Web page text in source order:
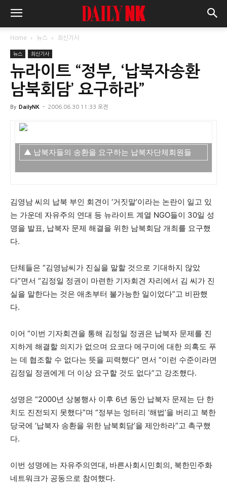
Home 뉴스 최신기사
뉴스 최신기사
뉴라이트 “정부, ‘납북자송환
남북회담’ 요구하라”
By DailyNK - 2006.06.30 11:33 오전
▲ 납북자들의 송환을 요구하는 납북자단체회원들
김영남 씨의 납북 부인 회견이 ‘거짓말’이라는 논란이 일고 있
는 가운데 자유주의 연대 등 뉴라이트 계열 NGO들이 30일 성
명을 발표, 납북자 문제 해결을 위한 남북회담 개최를 요구했
다.
단체들은 “김영남씨가 진실을 말할 것으로 기대하지 않았
다”면서 “김정일 정권이 마련한 기자회견 자리에서 김 씨가 진
실을 말한다는 것은 애초부터 불가능한 일이었다”고 비판했
다.
이어 “이번 기자회견을 통해 김정일 정권은 납북자 문제를 진
지하게 해결할 의지가 없으며 요코다 메구미에 대한 의혹도 푸
는 데 협조할 수 없다는 뜻을 피력했다” 면서 “이런 수준이라면
김정일 정권에게 더 이상 요구할 것도 없다”고 강조했다.
성명은 “2000년 상봉행사 이후 6년 동안 납북자 문제는 단 한
치도 진전되지 못했다”며 “정부는 엉터리 ‘해법’을 버리고 북한
당국에 ‘납북자 송환을 위한 남북회담’을 제안하라”고 촉구했
다.
이번 성명에는 자유주의연대, 바른사회시민회의, 북한민주화
네트워크가 공동으로 참여했다.